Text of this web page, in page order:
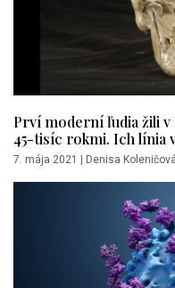
Prví moderní ľudia žili
45-tisíc rokmi. Ich línia
7. mája 2021 Denisa Koleničová